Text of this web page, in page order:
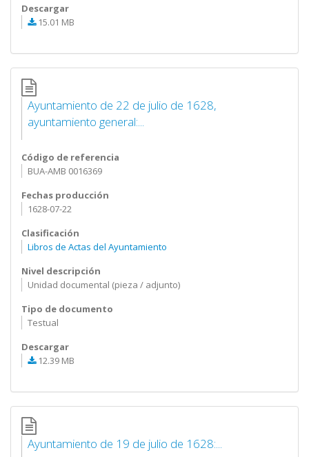
Descargar
15.01 MB
Ayuntamiento de 22 de julio de 1628,
ayuntamiento general:...
Código de referencia
BUA-AMB 0016369
Fechas producción
1628-07-22
Clasificación
Libros de Actas del Ayuntamiento
Nivel descripción
Unidad documental (pieza / adjunto)
Tipo de documento
Testual
Descargar
12.39 MB
Ayuntamiento de 19 de julio de 1628:...